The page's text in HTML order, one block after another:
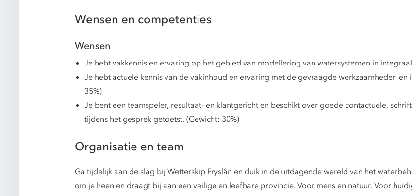
Wensen en competenties
Wensen
Je hebt vakkennis en ervaring op het gebied van modellering van watersystemen in
Je hebt actuele kennis van de vakinhoud en ervaring met de gevraagde werkzaamheden en
35%)
Je bent een teamspeler, resultaat- en klantgericht en beschikt over goede contactuele,
tijdens het gesprek getoetst. (Gewicht: 30%)
Organisatie en team
Ga tijdelijk aan de slag bij Wetterskip Fryslân en duik in de uitdagende wereld van het
om je heen en draagt bij aan een veilige en leefbare provincie. Voor mens en natuur. Voor